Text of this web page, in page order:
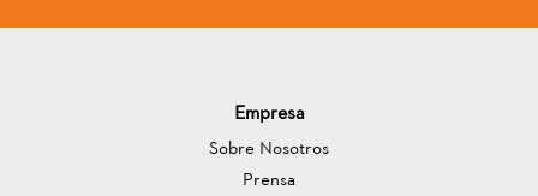
Empresa
Sobre Nosotros
Prensa